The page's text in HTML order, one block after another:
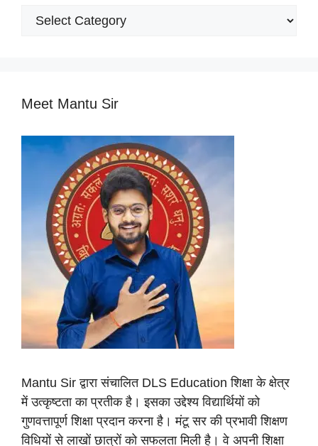
Popular
Meet Mantu Sir
Mantu Sir द्वारा संचालित DLS Education शिक्षा के क्षेत्र
में उत्कृष्टता का प्रतीक है। इसका उद्देश्य विद्यार्थियों को
गुणवत्तापूर्ण शिक्षा प्रदान करना है। मंटू सर की प्रभावी शिक्षण
विधियों से लाखों छात्रों को सफलता मिली है। वे अपनी शिक्षा